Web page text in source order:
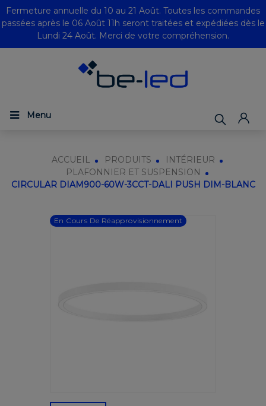
Fermeture annuelle du 10 au 21 Août. Toutes les commandes
passées après le 06 Août 11h seront traitées et expédiées dès le
Lundi 24 Août. Merci de votre compréhension.
Menu
ACCUEIL PRODUITS
INTÉRIEUR
PLAFONNIER ET SUSPENSION
CIRCULAR DIAM900-60W-3CCT-DALI PUSH DIM-BLANC
En Cours De Réapprovisionnement